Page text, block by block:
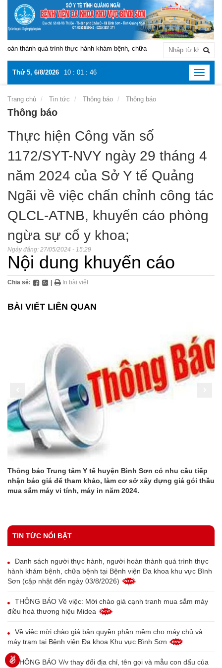
thành quá trình thực hành khám bệnh, chữa bệnh tại Bệnh viện Đa
Thứ 5, 6/8/2026 10 : 01 : 46
Toggle
Trang chủ Tin tức Thông báo Thông báo
Thông báo
Thực hiện Công văn số
1172/SYT-NVY ngày 29 tháng 4
năm 2024 của Sở Y tế Quảng
Ngãi về việc chấn chỉnh công tác
QLCL-ATNB, khuyến cáo phòng
ngừa sự cố y khoa;
Ngày đăng: 27/05/2024 - 15:29
Nội dung khuyến cáo
Chia sẻ: | In bài viết
BÀI VIẾT LIÊN QUAN
Thông báo Trung tâm Y tế huyện Bình Sơn có nhu cầu tiếp
nhận báo giá để tham khảo, làm cơ sở xây dựng giá gói thầu
mua sắm máy vi tính, máy in năm 2024.
TIN TỨC NỔI BẬT
Danh sách người thực hành, người hoàn thành quá trình thực
hành khám bệnh, chữa bệnh tại Bệnh viện Đa khoa khu vực Bình
Sơn (cập nhật đến ngày 03/8/2026)
THÔNG BÁO Về việc: Mời chào giá cạnh tranh mua sắm máy
điều hoà thương hiệu Midea
Về việc mời chào giá bản quyền phần mềm cho máy chủ và
máy trạm tại Bệnh viện Đa khoa Khu vực Bình Sơn
THÔNG BÁO V/v thay đổi địa chỉ, tên gọi và mẫu con dấu của